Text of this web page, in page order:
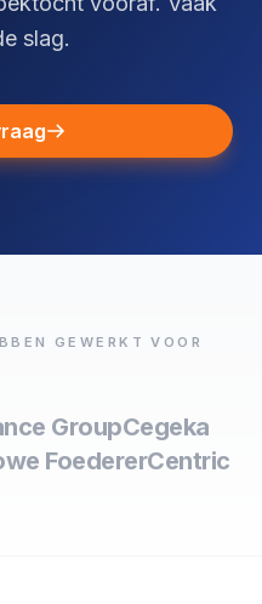
slag.
GEWERKT VOOR
GroupCegeka
FoedererCentric